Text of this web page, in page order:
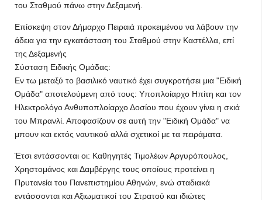
του Σταθμού πάνω στην Δεξαμενή.
Επίσκεψη στον Δήμαρχο Πειραιά προκειμένου να λάβουν την
άδεια για την εγκατάσταση του Σταθμού στην Καστέλλα, επί
της Δεξαμενής
Σύσταση Ειδικής Ομάδας:
Εν τω μεταξύ το βασιλικό ναυτικό έχει συγκροτήσει μια "Ειδική
Ομάδα" αποτελούμενη από τους: Υποπλοίαρχο Ηπίτη και τον
Ηλεκτρολόγο Ανθυποπλοίαρχο Δοσίου που έχουν γίνει η σκιά
του Μπρανλί. Αποφασίζουν σε αυτή την "Ειδική Ομάδα" να
μπουν και εκτός ναυτικού αλλά σχετικοί με τα πειράματα.
Έτσι εντάσσονται οι: Καθηγητές Τιμολέων Αργυρόπουλος,
Χρηστομάνος και Δαμβέργης τους οποίους προτείνει η
Πρυτανεία του Πανεπιστημίου Αθηνών, ενώ σταδιακά
εντάσσονται και Αξιωματικοί του Στρατού και ιδιώτες